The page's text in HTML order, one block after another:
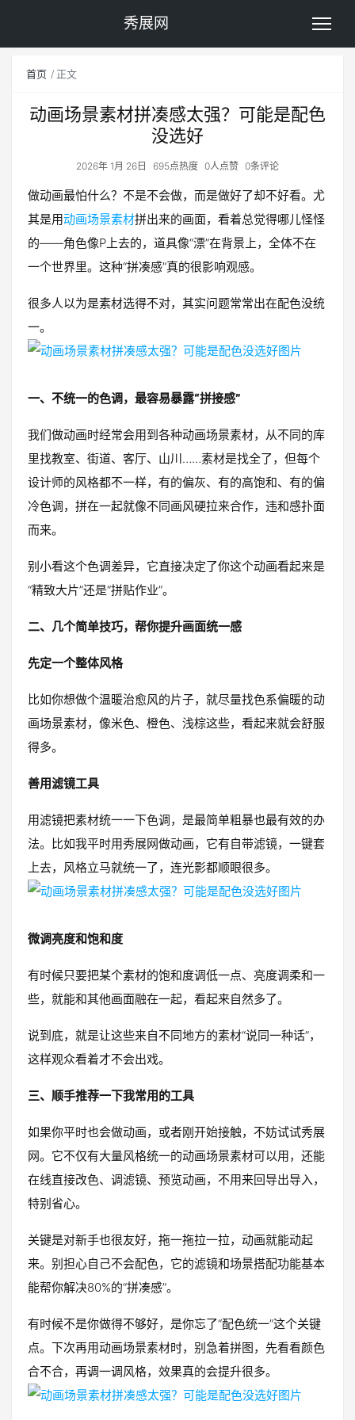
秀展网
首页 正文
动画场景素材拼凑感太强？可能是配色
没选好
2026年 1月 26日 695点热度 0人点赞 0条评论
做动画最怕什么？不是不会做，而是做好了却不好看。尤
其是用动画场景素材拼出来的画面，看着总觉得哪儿怪怪
的——角色像P上去的，道具像“漂”在背景上，全体不在
一个世界里。这种“拼凑感”真的很影响观感。
很多人以为是素材选得不对，其实问题常常出在配色没统
一。
一、不统一的色调，最容易暴露“拼接感”
我们做动画时经常会用到各种动画场景素材，从不同的库
里找教室、街道、客厅、山川……素材是找全了，但每个
设计师的风格都不一样，有的偏灰、有的高饱和、有的偏
冷色调，拼在一起就像不同画风硬拉来合作，违和感扑面
而来。
别小看这个色调差异，它直接决定了你这个动画看起来是
“精致大片”还是“拼贴作业”。
二、几个简单技巧，帮你提升画面统一感
先定一个整体风格
比如你想做个温暖治愈风的片子，就尽量找色系偏暖的动
画场景素材，像米色、橙色、浅棕这些，看起来就会舒服
得多。
善用滤镜工具
用滤镜把素材统一一下色调，是最简单粗暴也最有效的办
法。比如我平时用秀展网做动画，它有自带滤镜，一键套
上去，风格立马就统一了，连光影都顺眼很多。
微调亮度和饱和度
有时候只要把某个素材的饱和度调低一点、亮度调柔和一
些，就能和其他画面融在一起，看起来自然多了。
说到底，就是让这些来自不同地方的素材“说同一种话”，
这样观众看着才不会出戏。
三、顺手推荐一下我常用的工具
如果你平时也会做动画，或者刚开始接触，不妨试试秀展
网。它不仅有大量风格统一的动画场景素材可以用，还能
在线直接改色、调滤镜、预览动画，不用来回导出导入，
特别省心。
关键是对新手也很友好，拖一拖拉一拉，动画就能动起
来。别担心自己不会配色，它的滤镜和场景搭配功能基本
能帮你解决80%的“拼凑感”。
有时候不是你做得不够好，是你忘了“配色统一”这个关键
点。下次再用动画场景素材时，别急着拼图，先看看颜色
合不合，再调一调风格，效果真的会提升很多。